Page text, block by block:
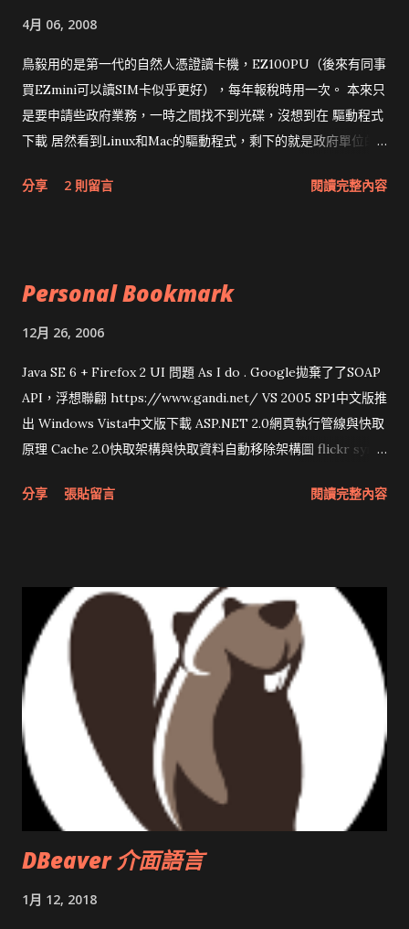
4月 06, 2008
鳥毅用的是第一代的自然人憑證讀卡機，EZ100PU（後來有同事
買EZmini可以讀SIM卡似乎更好），每年報稅時用一次。 本來只
是要申請些政府業務，一時之間找不到光碟，沒想到在 驅動程式
下載 居然看到Linux和Mac的驅動程式，剩下的就是政府單位的
分享 2 則留言 閱讀完整內容
Personal Bookmark
12月 26, 2006
Java SE 6 + Firefox 2 UI 問題 As I do . Google拋棄了了SOAP
API，浮想聯翩 https://www.gandi.net/ VS 2005 SP1中文版推
出 Windows Vista中文版下載 ASP.NET 2.0網頁執行管線與快取
原理 Cache 2.0快取架構與快取資料自動移除架構圖 flickr sync
圖治推動改革 Wait and see 國內某SOC疑遭駭客入侵 大砲開講
分享 張貼留言 閱讀完整內容
DBeaver 介面語言
1月 12, 2018